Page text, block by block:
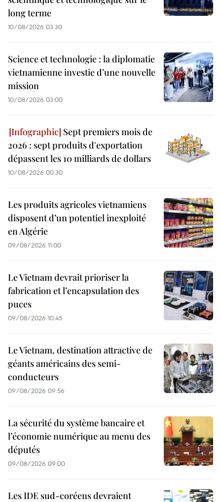
long terme
10/08/2026 03:30
Science et technologie : la diplomatie
vietnamienne investie d’une nouvelle
mission
10/08/2026 03:00
Sept premiers mois de
2026 : sept produits d'exportation
dépassent les 10 milliards de dollars
10/08/2026 00:30
Les produits agricoles vietnamiens
disposent d’un potentiel inexploité
en Algérie
09/08/2026 11:00
Le Vietnam devrait prioriser la
fabrication et l’encapsulation des
puces
09/08/2026 10:45
Le Vietnam, destination attractive de
géants américains des semi-
conducteurs
09/08/2026 09:56
La sécurité du système bancaire et
l’économie numérique au menu des
députés
09/08/2026 09:00
Les IDE sud-coréens devraient